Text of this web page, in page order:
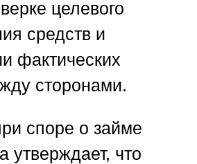
целевого
средств и
фактических
сторонами.
споре о займе
утверждает, что